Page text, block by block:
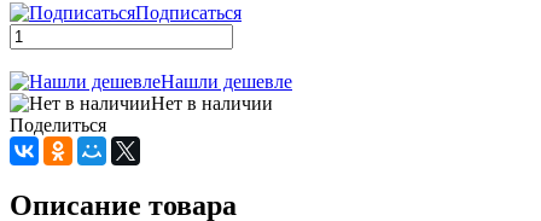
Подписаться
Нашли дешевле
Нет в наличии
Поделиться
Описание товара